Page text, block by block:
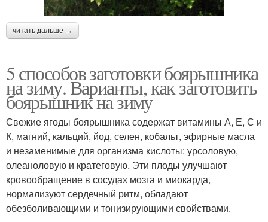
читать дальше →
5 способов заготовки боярышника
на зиму. Варианты, как заготовить
боярышник на зиму
Свежие ягоды боярышника содержат витамины А, Е, С и
К, магний, кальций, йод, селен, кобальт, эфирные масла
и незаменимые для организма кислоты: урсоловую,
олеаноловую и кратеговую. Эти плоды улучшают
кровообращение в сосудах мозга и миокарда,
нормализуют сердечный ритм, обладают
обезболивающими и тонизирующими свойствами.